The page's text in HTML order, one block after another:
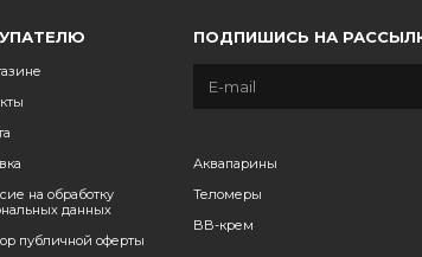
на обработку
данных
публичной оферты
ПОДПИШИСЬ НА
Аквапарины
Теломеры
BB-крем